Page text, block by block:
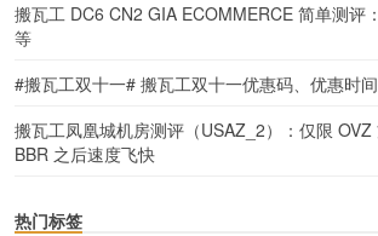
搬瓦工 DC6 CN2 GIA ECOMMERCE 简单测评
等
#搬瓦工双十一# 搬瓦工双十一优惠码、优惠时
搬瓦工凤凰城机房测评（USAZ_2）：仅限
BBR 之后速度飞快
热门标签